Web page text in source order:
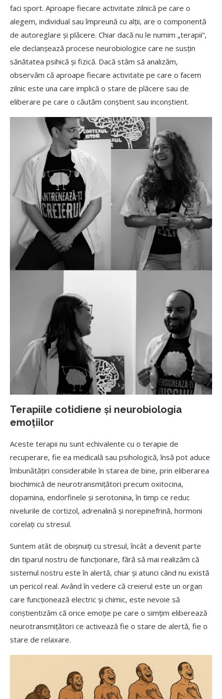
faci sport. Aproape fiecare activitate zilnică pe care o
alegem, individual sau împreună cu alții, are o componentă
de autoreglare și plăcere. Chiar dacă nu le numim „terapii”,
ele declanșează procese neurobiologice care ne susțin
sănătatea psihică și fizică. Dacă stăm să analizăm,
observăm că aproape fiecare activitate pe care o facem
zilnic este una care implică o stare de plăcere sau de
eliberare pe care o căutăm conștient sau inconștient.
Terapiile cotidiene și neurobiologia
emoțiilor
Aceste terapii nu sunt echivalente cu o terapie de
recuperare, fie ea medicală sau psihologică, însă pot aduce
îmbunătățiri considerabile în starea de bine, prin eliberarea
biochimică de neurotransmițători precum oxitocina,
dopamina, endorfinele și serotonina, în timp ce reduc
nivelurile de cortizol, adrenalină și norepinefrină, hormoni
corelați cu stresul.
Suntem atât de obișnuiți cu stresul, încât a devenit parte
din tiparul nostru de funcționare, fără să mai realizăm că
sistemul nostru este în alertă, chiar și atunci când nu există
un pericol real. Având în vedere că creierul este un organ
care funcționează electric și chimic, este nevoie să
conștientizăm că orice emoție pe care o simțim eliberează
neurotransmițători ce activează fie o stare de alertă, fie o
stare de relaxare.